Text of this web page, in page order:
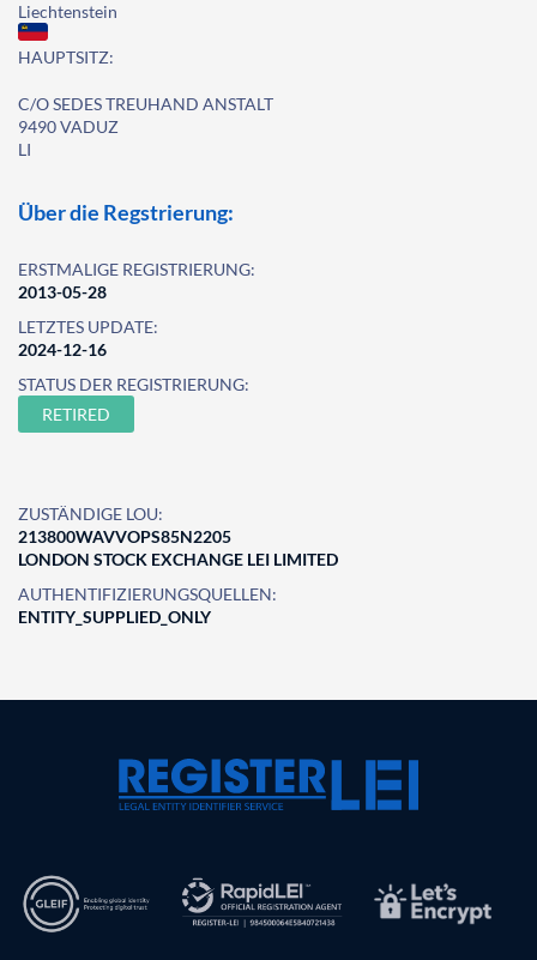
Liechtenstein
HAUPTSITZ:
C/O SEDES TREUHAND ANSTALT
9490 VADUZ
LI
Über die Regstrierung:
ERSTMALIGE REGISTRIERUNG:
2013-05-28
LETZTES UPDATE:
2024-12-16
STATUS DER REGISTRIERUNG:
RETIRED
ZUSTÄNDIGE LOU:
213800WAVVOPS85N2205
LONDON STOCK EXCHANGE LEI LIMITED
AUTHENTIFIZIERUNGSQUELLEN:
ENTITY_SUPPLIED_ONLY